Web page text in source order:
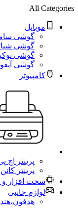
All Categories
موبایل
گوشی
گوشی
گوشی
گوشی
کامپیوتر
پرینتر اچ
پرینتر کانن
سخت افزار
لوازم جانبی